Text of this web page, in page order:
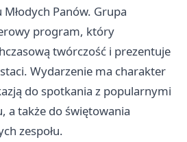
Młodych Panów. Grupa
program, który
twórczość i prezentuje
Wydarzenie ma charakter
do spotkania z popularnymi
a także do świętowania
zespołu.